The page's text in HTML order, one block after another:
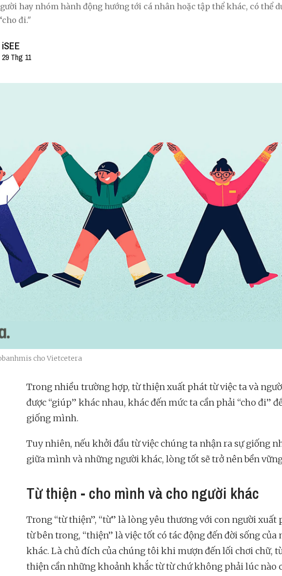
hay nhóm hành động hướng tới cá nhân hoặc tập thể khác, có thể
đi."
iSEE
29 Thg 11
cho Vietcetera
Trong nhiều trường hợp, từ thiện xuất phát từ việc ta và
được “giúp” khác nhau, khác đến mức ta cần phải “cho đi”
giống mình.
Tuy nhiên, nếu khởi đầu từ việc chúng ta nhận ra sự giống
giữa mình và những người khác, lòng tốt sẽ trở nên bền
Từ thiện - cho mình và cho người khác
Trong “từ thiện”, “từ” là lòng yêu thương với con người xuất
từ bên trong, “thiện” là việc tốt có tác động đến đời sống của
khác. Là chủ đích của chúng tôi khi mượn đến lối chơi chữ,
thiện cần những khoảnh khắc từ từ chứ không phải lúc nào